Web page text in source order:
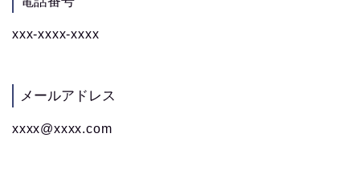
xxx-xxxx-xxxx
メールアドレス
xxxx@xxxx.com